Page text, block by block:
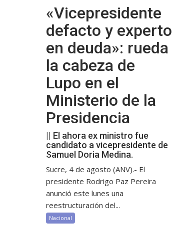
«Vicepresidente
defacto y experto
en deuda»: rueda
la cabeza de
Lupo en el
Ministerio de la
Presidencia
|| El ahora ex ministro fue
candidato a vicepresidente de
Samuel Doria Medina.
Sucre, 4 de agosto (ANV).- El
presidente Rodrigo Paz Pereira
anunció este lunes una
reestructuración del...
Nacional